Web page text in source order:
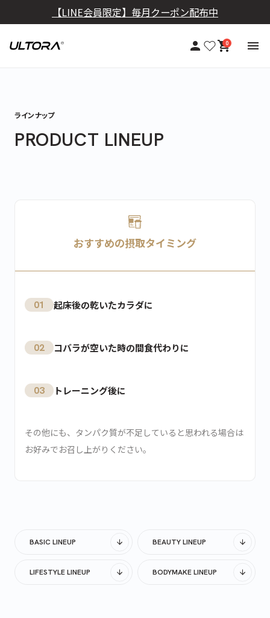
ラインナップ
PRODUCT LINEUP
おすすめの摂取タイミング
01 起床後の乾いたカラダに
02 コバラが空いた時の間食代わりに
03 トレーニング後に
その他にも、タンパク質が不足していると思われる場合は
お好みでお召し上がりください。
BASIC LINEUP BEAUTY LINEUP
LIFESTYLE LINEUP BODYMAKE LINEUP
【LINE会員限定】毎月クーポン配布中
0